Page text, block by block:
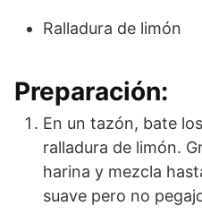
Ralladura de limón
Preparación:
En un tazón, bate
ralladura de limón.
harina y mezcla
suave pero no